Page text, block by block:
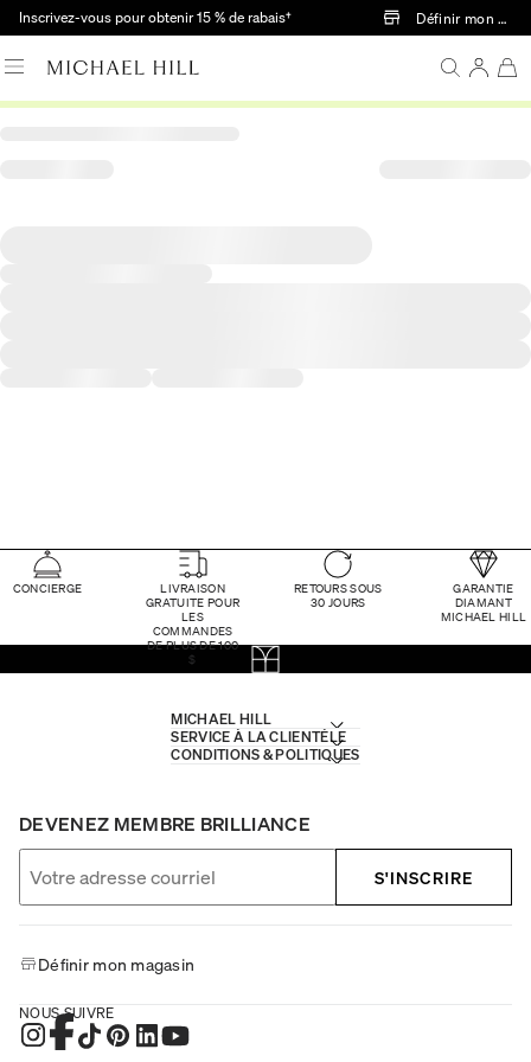
Passer au contenu principal
Inscrivez-vous pour obtenir 15 % de rabais† Définir mon
CONCIERGE
LIVRAISON
GRATUITE POUR
LES
COMMANDES
DE PLUS DE 100
$
RETOURS SOUS
30 JOURS
GARANTIE
DIAMANT
MICHAEL HILL
MICHAEL HILL
SERVICE À LA CLIENTÈLE
CONDITIONS & POLITIQUES
DEVENEZ MEMBRE BRILLIANCE
S'INSCRIRE
Définir mon magasin
NOUS SUIVRE